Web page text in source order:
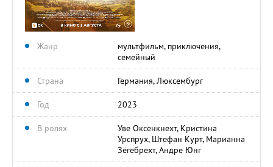
Жанр
мультфильм, приключения,
семейный
Страна Германия, Люксембург
Год 2023
В ролях
Уве Оксенкнехт, Кристина
Урспрух, Штефан Курт, Марианна
Зёгебрехт, Андре Юнг